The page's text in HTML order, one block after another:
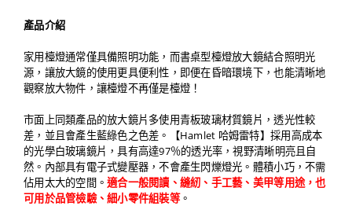
產品介紹
家用檯燈通常僅具備照明功能，而書桌型檯燈放大鏡結合照明光
源，讓放大鏡的使用更具便利性，即便在昏暗環境下，也能清晰地
觀察放大物件，讓檯燈不再僅是檯燈！
市面上同類產品的放大鏡片多使用青板玻璃材質鏡片，透光性較
差，並且會產生藍綠色之色差。【Hamlet 哈姆雷特】採用高成本
的光學白玻璃鏡片，具有高達97％的透光率，視野清晰明亮且自
然。內部具有電子式變壓器，不會產生閃爍燈光。體積小巧，不需
佔用太大的空間。適合一般閱讀、縫紉、手工藝、美甲等用途，也
可用於品管檢驗、細小零件組裝等。